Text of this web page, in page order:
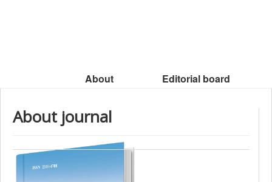
About Editorial board
About journal